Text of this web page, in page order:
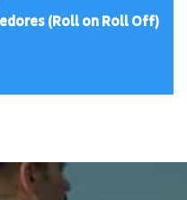
(Roll on Roll Off)